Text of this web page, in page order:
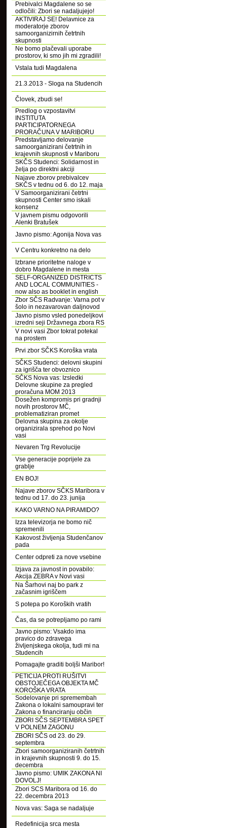
Prebivalci Magdalene so se
odločili: Zbori se nadaljujejo!
AKTIVIRAJ SE! Delavnice za
moderatorje zborov
samoorganizirnih četrtnih
skupnosti
Ne bomo plačevali uporabe
prostorov, ki smo jih mi zgradili!
Vstala tudi Magdalena
21.3.2013 - Sloga na Studencih
Človek, zbudi se!
Predlog o vzpostavitvi
INSTITUTA
PARTICIPATORNEGA
PRORAČUNA V MARIBORU
Predstavljamo delovanje
samoorganizirani četrtnih in
krajevnih skupnosti v Mariboru
SKČS Studenci: Solidarnost in
želja po direktni akciji
Najave zborov prebivalcev
SKČS v tednu od 6. do 12. maja
V Samoorganizirani četrtni
skupnosti Center smo iskali
konsenz
V javnem pismu odgovorili
Alenki Bratušek
Javno pismo: Agonija Nova vas
V Centru konkretno na delo
Izbrane prioritetne naloge v
dobro Magdalene in mesta
SELF-ORGANIZED DISTRICTS
AND LOCAL COMMUNITIES -
now also as booklet in english
Zbor SČS Radvanje: Varna pot v
šolo in nezavarovan daljnovod
Javno pismo vsled ponedeljkovi
izredni seji Državnega zbora RS
V novi vasi Zbor tokrat potekal
na prostem
Prvi zbor SČKS Koroška vrata
SČKS Studenci: delovni skupini
za igrišča ter obvoznico
SČKS Nova vas: Izsledki
Delovne skupine za pregled
proračuna MOM 2013
Dosežen kompromis pri gradnji
novih prostorov MČ,
problematiziran promet
Delovna skupina za okolje
organizirala sprehod po Novi
vasi
Nevaren Trg Revolucije
Vse generacije poprijele za
grablje
EN BOJ!
Najave zborov SČKS Maribora v
tednu od 17. do 23. junija
KAKO VARNO NA PIRAMIDO?
Izza televizorja ne bomo nič
spremenili
Kakovost življenja Studenčanov
pada
Center odpreti za nove vsebine
Izjava za javnost in povabilo:
Akcija ZEBRA v Novi vasi
Na Šarhovi naj bo park z
začasnim igriščem
S potepa po Koroških vratih
Čas, da se potrepljamo po rami
Javno pismo: Vsakdo ima
pravico do zdravega
življenjskega okolja, tudi mi na
Studencih
Pomagajte graditi boljši Maribor!
PETICIJA PROTI RUŠITVI
OBSTOJEČEGA OBJEKTA MČ
KOROŠKA VRATA
Sodelovanje pri spremembah
Zakona o lokalni samoupravi ter
Zakona o financiranju občin
ZBORI SČS SEPTEMBRA SPET
V POLNEM ZAGONU
ZBORI SČS od 23. do 29.
septembra
Zbori samoorganiziranih četrtnih
in krajevnih skupnosti 9. do 15.
decembra
Javno pismo: UMIK ZAKONA NI
DOVOLJ!
Zbori SCS Maribora od 16. do
22. decembra 2013
Nova vas: Saga se nadaljuje
Redefinicija srca mesta